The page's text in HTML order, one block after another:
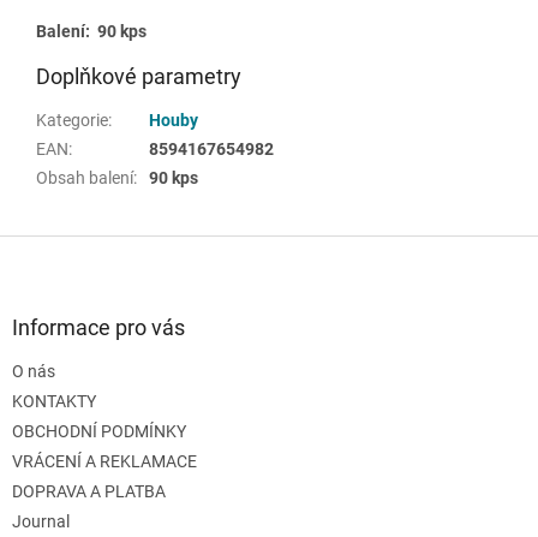
Balení: 90 kps
Doplňkové parametry
Kategorie:
Houby
EAN:
8594167654982
Obsah balení: 90 kps
Informace pro vás
O nás
KONTAKTY
OBCHODNÍ PODMÍNKY
VRÁCENÍ A REKLAMACE
DOPRAVA A PLATBA
Journal